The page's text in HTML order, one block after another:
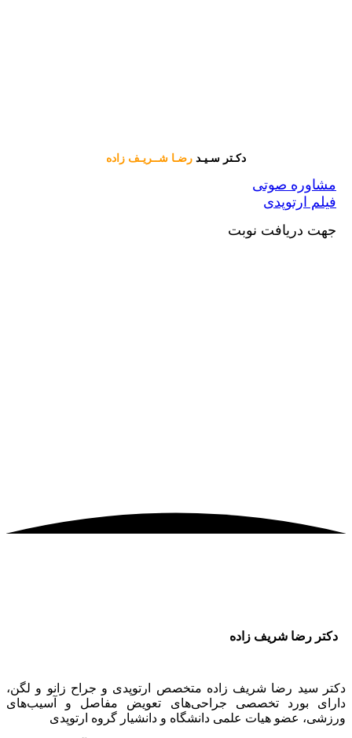
دکـتر سـیـدرضـا شــریـف زاده
صوتی
دریافت نوبت
رضا شریف زاده
رضا شریف زاده متخصص ارتوپدی و جراح زانو و لگن،
بورد تخصصی جراحی‌های تعویض مفاصل و آسیب‌های
عضو هیات علمی دانشگاه و دانشیار گروه ارتوپدی